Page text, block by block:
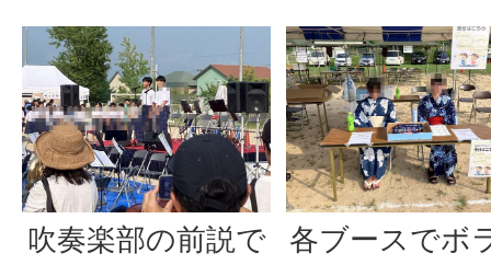
吹奏楽部の前説で
各ブースでボ